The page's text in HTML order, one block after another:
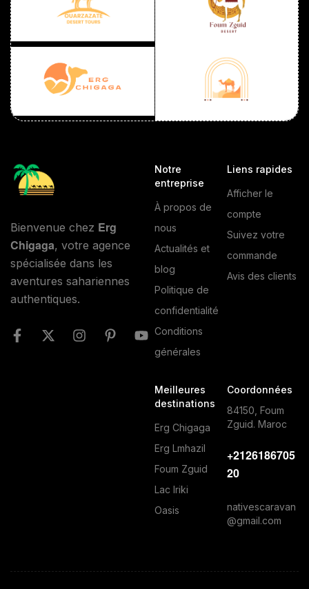
Bienvenue chez Erg
Chigaga, votre agence
spécialisée dans les
aventures sahariennes
authentiques.
Notre
entreprise
À propos de
nous
Actualités et
blog
Politique de
confidentialité
Conditions
générales
Liens rapides
Afficher le
compte
Suivez votre
commande
Avis des clients
Meilleures
destinations
Erg Chigaga
Erg Lmhazil
Foum Zguid
Lac Iriki
Oasis
Coordonnées
84150, Foum
Zguid. Maroc
+2126186705
20
nativescaravan
@gmail.com